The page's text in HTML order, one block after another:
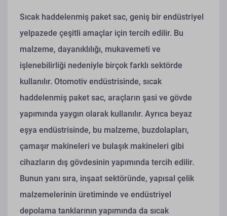
Sıcak haddelenmiş paket sac, geniş bir endüstriyel
yelpazede çeşitli amaçlar için tercih edilir. Bu
malzeme, dayanıklılığı, mukavemeti ve
işlenebilirliği nedeniyle birçok farklı sektörde
kullanılır. Otomotiv endüstrisinde, sıcak
haddelenmiş paket sac, araçların şasi ve gövde
yapımında yaygın olarak kullanılır. Ayrıca beyaz
eşya endüstrisinde, bu malzeme, buzdolapları,
çamaşır makineleri ve bulaşık makineleri gibi
cihazların dış gövdesinin yapımında tercih edilir.
Bunun yanı sıra, inşaat sektöründe, yapısal çelik
malzemelerinin üretiminde ve endüstriyel
depolama tanklarının yapımında da sıcak